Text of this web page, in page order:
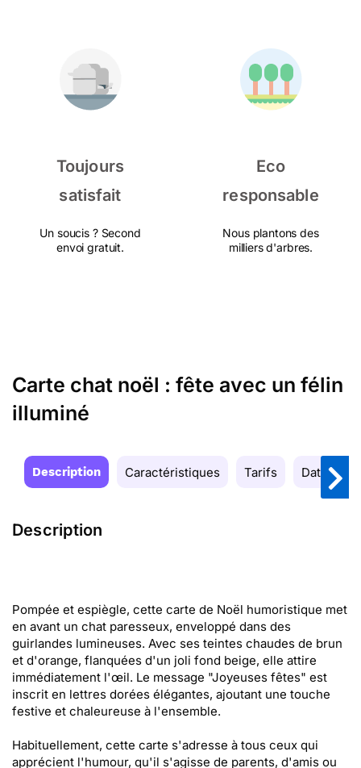
Toujours
satisfait
Un soucis ? Second
envoi gratuit.
Eco
responsable
Nous plantons des
milliers d'arbres.
Carte chat noël : fête avec un félin
illuminé
Description Caractéristiques Tarifs Date de
Description
Pompée et espiègle, cette carte de Noël humoristique met
en avant un chat paresseux, enveloppé dans des
guirlandes lumineuses. Avec ses teintes chaudes de brun
et d'orange, flanquées d'un joli fond beige, elle attire
immédiatement l'œil. Le message "Joyeuses fêtes" est
inscrit en lettres dorées élégantes, ajoutant une touche
festive et chaleureuse à l'ensemble.
Habituellement, cette carte s'adresse à tous ceux qui
apprécient l'humour, qu'il s'agisse de parents, d'amis ou